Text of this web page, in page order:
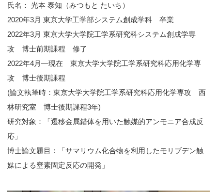
氏名： 光本 泰知（みつもと たいち）
2020年3月 東京大学工学部システム創成学科 卒業
2022年3月 東京大学大学院工学系研究科システム創成学専
攻 博士前期課程 修了
2022年4月―現在 東京大学大学院工学系研究科応用化学専
攻 博士後期課程
(論文執筆時：東京大学大学院工学系研究科応用化学専攻 西
林研究室 博士後期課程3年)
研究対象：「遷移金属錯体を用いた触媒的アンモニア合成反
応」
博士論文題目：「サマリウム化合物を利用したモリブデン触
媒による窒素固定反応の開発」